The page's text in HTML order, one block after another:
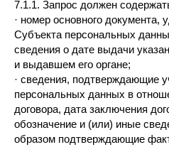
7.1.1. Запрос должен
· номер основного документа,
Субъекта персональных
сведения о дате выдачи
и выдавшем его органе;
· сведения, подтверждающие
персональных данных в
договора, дата заключения
обозначение и (или) иные
образом подтверждающие